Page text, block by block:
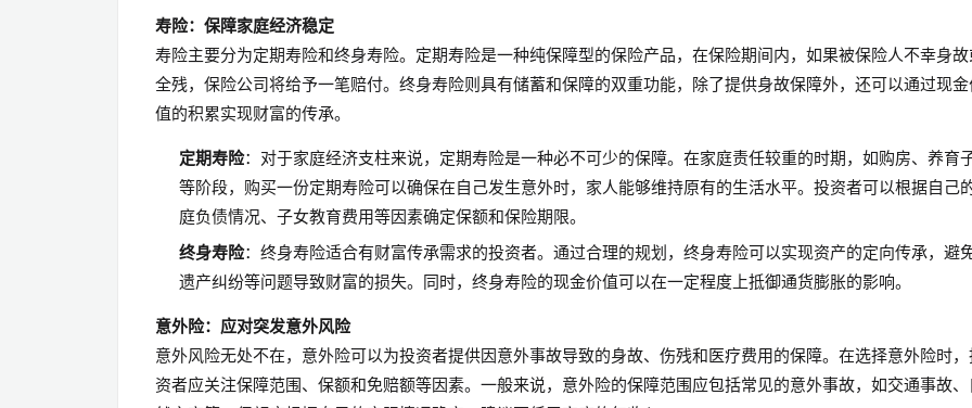
寿险：保障家庭经济稳定
寿险主要分为定期寿险和终身寿险。定期寿险是一种纯保障型的保险产品，在保险期间内，如果被保险人不幸身
全残，保险公司将给予一笔赔付。终身寿险则具有储蓄和保障的双重功能，除了提供身故保障外，还可以通过现
值的积累实现财富的传承。
定期寿险：对于家庭经济支柱来说，定期寿险是一种必不可少的保障。在家庭责任较重的时期，如购房、养育
等阶段，购买一份定期寿险可以确保在自己发生意外时，家人能够维持原有的生活水平。投资者可以根据自己
庭负债情况、子女教育费用等因素确定保额和保险期限。
终身寿险：终身寿险适合有财富传承需求的投资者。通过合理的规划，终身寿险可以实现资产的定向传承，避
遗产纠纷等问题导致财富的损失。同时，终身寿险的现金价值可以在一定程度上抵御通货膨胀的影响。
意外险：应对突发意外风险
意外风险无处不在，意外险可以为投资者提供因意外事故导致的身故、伤残和医疗费用的保障。在选择意外险时，
资者应关注保障范围、保额和免赔额等因素。一般来说，意外险的保障范围应包括常见的意外事故，如交通事故、